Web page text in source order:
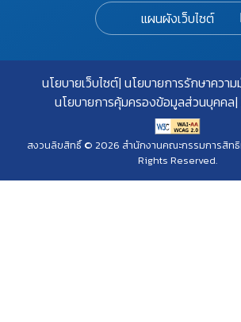
แผนผังเว็บไซต์
นโยบายเว็บไซต์ นโยบายการรักษาควา
นโยบายการคุ้มครองข้อมูลส่วนบุคคล
สงวนลิขสิทธิ์ © 2026 สำนักงานคณะกรรมการสิท
Rights Reserved.